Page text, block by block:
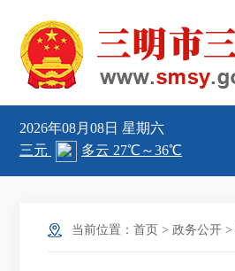
2026年08月08日 星期六
当前位置： 首页 > 政务公开 >